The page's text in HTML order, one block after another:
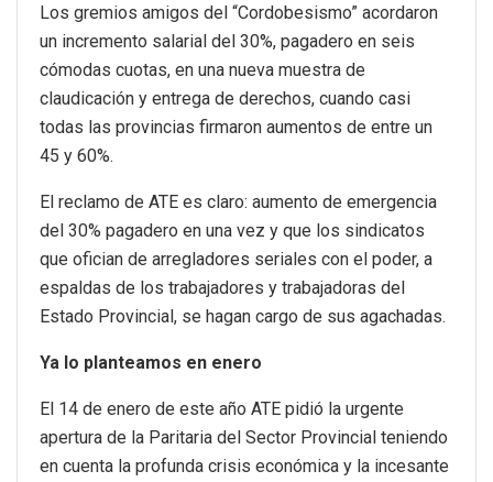
Los gremios amigos del “Cordobesismo” acordaron
un incremento salarial del 30%, pagadero en seis
cómodas cuotas, en una nueva muestra de
claudicación y entrega de derechos, cuando casi
todas las provincias firmaron aumentos de entre un
45 y 60%.
El reclamo de ATE es claro: aumento de emergencia
del 30% pagadero en una vez y que los sindicatos
que ofician de arregladores seriales con el poder, a
espaldas de los trabajadores y trabajadoras del
Estado Provincial, se hagan cargo de sus agachadas.
Ya lo planteamos en enero
El 14 de enero de este año ATE pidió la urgente
apertura de la Paritaria del Sector Provincial teniendo
en cuenta la profunda crisis económica y la incesante